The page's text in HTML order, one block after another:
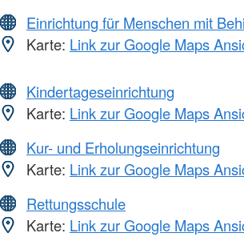
Einrichtung für Menschen mit
Karte: Link zur Google Maps
Kindertageseinrichtung
Karte: Link zur Google Maps
Kur- und Erholungseinrichtung
Karte: Link zur Google Maps
Rettungsschule
Karte: Link zur Google Maps